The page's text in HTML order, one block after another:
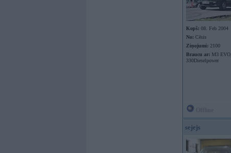
Kopš: 08. Feb 2004
No: Cēsis
Ziņojumi: 2100
Braucu ar: M3 EVO,
330Dieselpower
sejejs